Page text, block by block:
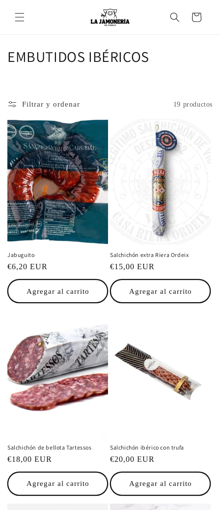
directamente
al contenido
Carrito
C
e
c
c
i
ó
n
:
EMBUTIDOS IBÉRICOS
Filtrar y ordenar 19 productos
Jabuguito
Precio
habitual
€6,20 EUR
Agregar al carrito
Salchichón extra Riera Ordeix
Precio
habitual
€15,00 EUR
Agregar al carrito
Salchichón de bellota Tartessos
Precio
habitual
€18,00 EUR
Agregar al carrito
Salchichón ibérico con trufa
Precio
habitual
€20,00 EUR
Agregar al carrito